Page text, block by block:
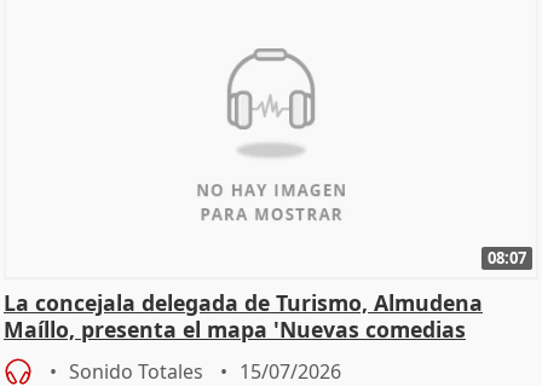
08:07
La concejala delegada de Turismo, Almudena
Maíllo, presenta el mapa 'Nuevas comedias
madrileñas'
Sonido Totales 15/07/2026